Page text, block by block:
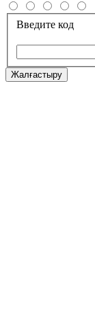
Введите код
Жалғастыру